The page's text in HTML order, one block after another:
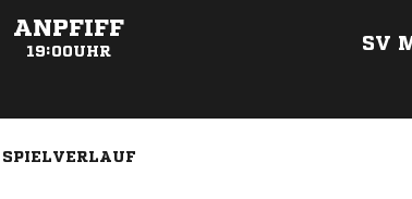
ANPFIFF
19:00UHR SV
SPIELVERLAUF